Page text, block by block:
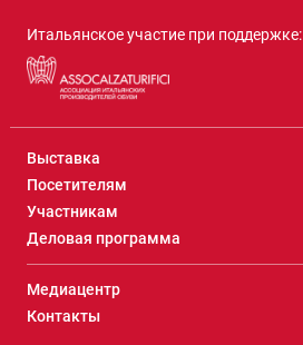
Итальянское участие при поддержке:
Выставка
Посетителям
Участникам
Деловая программа
Медиацентр
Контакты